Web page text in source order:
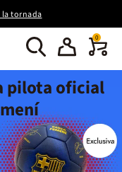
la tornada
0
pilota oficial